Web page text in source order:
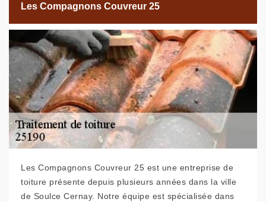
Les Compagnons Couvreur 25
Les Compagnons Couvreur 25 est une entreprise de
toiture présente depuis plusieurs années dans la ville
de Soulce Cernay. Notre équipe est spécialisée dans